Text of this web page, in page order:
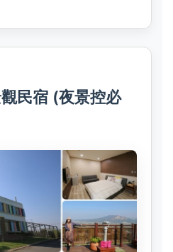
民宿 (夜景控必